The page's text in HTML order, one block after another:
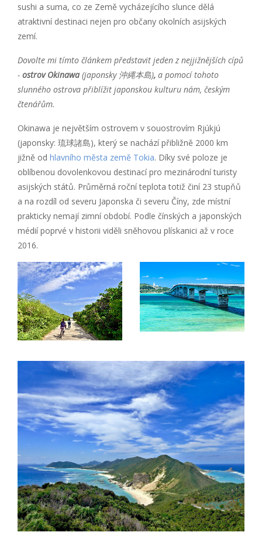
sushi a suma, co ze Země vycházejícího slunce dělá
atraktivní destinaci nejen pro občany okolních asijských
zemí.
Dovolte mi tímto článkem představit jeden z nejjižnějších cípů
- ostrov Okinawa (japonsky 沖縄本島), a pomocí tohoto
slunného ostrova přiblížit japonskou kulturu nám, českým
čtenářům.
Okinawa je největším ostrovem v souostrovím Rjúkjú
(japonsky: 琉球諸島), který se nachází přibližně 2000 km
jižně od hlavního města země Tokia. Díky své poloze je
oblíbenou dovolenkovou destinací pro mezinárodní turisty
asijských států. Průměrná roční teplota totiž činí 23 stupňů
a na rozdíl od severu Japonska či severu Číny, zde místní
prakticky nemají zimní období. Podle čínských a japonských
médií poprvé v historii viděli sněhovou plískanici až v roce
2016.